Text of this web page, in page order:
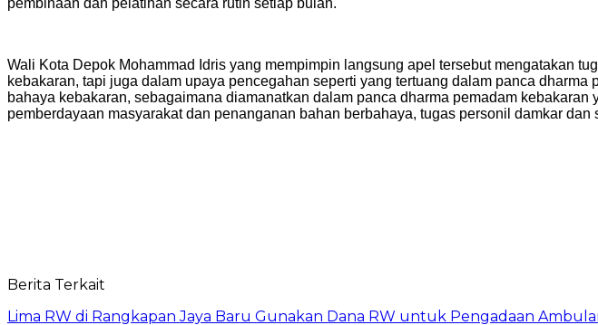
Wali Kota Depok Mohammad Idris yang mempimpin langsung apel tersebut mengatakan
kebakaran, tapi juga dalam upaya pencegahan seperti yang tertuang dalam panca
bahaya kebakaran, sebagaimana diamanatkan dalam panca dharma pemadam
pemberdayaan masyarakat dan penanganan bahan berbahaya, tugas personil damkar
Berita Terkait
Lima RW di Rangkapan Jaya Baru Gunakan Dana RW untuk Pengadaan